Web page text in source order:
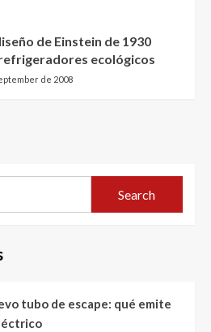
de Einstein de 1930
ecológicos
de 2008
Search
tubo de escape: qué emite